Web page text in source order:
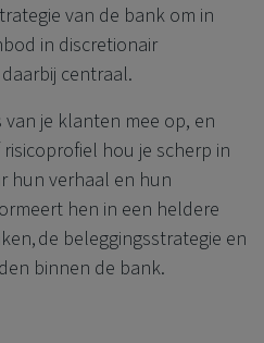
van de bank om in
in discretionair
centraal.
je klanten mee op, en
hou je scherp in
hun verhaal en hun
hen in een heldere
de beleggingsstrategie en
binnen de bank.